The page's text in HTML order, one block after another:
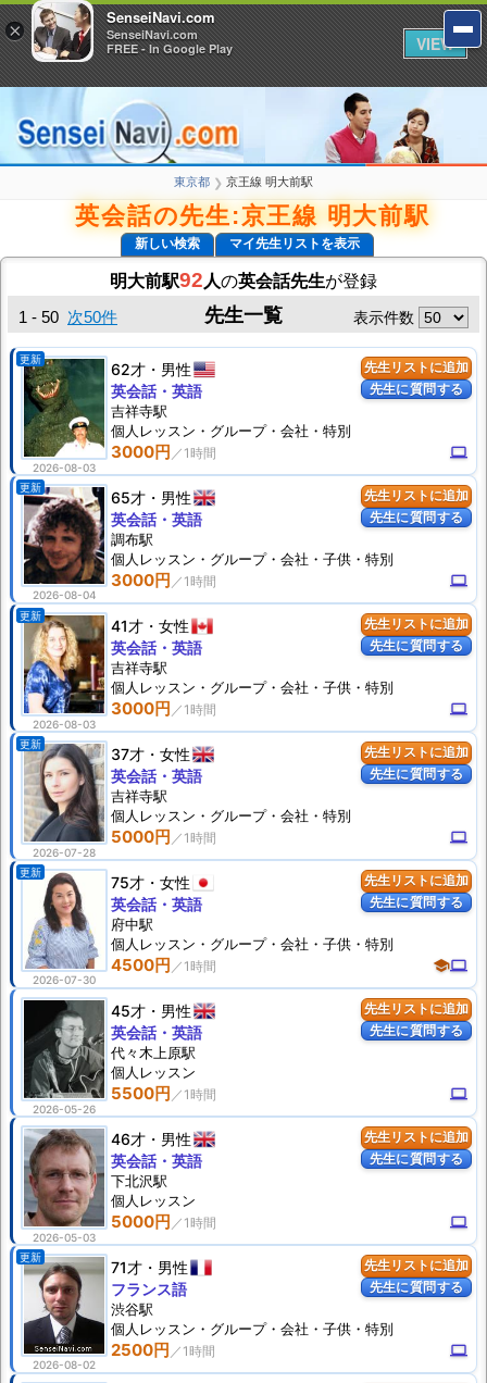
東京都 ❯ 京王線 明大前駅
英会話の先生:京王線 明大前駅
新しい検索 マイ先生リストを表示
明大前駅92 人の英会話先生が登録
先生一覧
1 - 50 次50件 表示件数
先生リストに追加
先生に質問する
更新
2026-08-03
62才 男性
3000円 computer
英会話・英語
吉祥寺駅
個人 レッスン ・グループ・会社・特別
先生リストに追加
先生に質問する
更新
2026-08-04
65才 男性
3000円 computer
英会話・英語
調布駅
個人 レッスン ・グループ・会社・子供・特別
先生リストに追加
先生に質問する
更新
2026-08-03
41才 女性
3000円 computer
英会話・英語
吉祥寺駅
個人 レッスン ・グループ・会社・子供・特別
先生リストに追加
先生に質問する
更新
2026-07-28
37才 女性
5000円 computer
英会話・英語
吉祥寺駅
個人 レッスン ・グループ・会社・特別
先生リストに追加
先生に質問する
更新
2026-07-30
75才 女性
4500円 schoolcomputer
英会話・英語
府中駅
個人 レッスン ・グループ・会社・子供・特別
先生リストに追加
先生に質問する
2026-05-26
45才 男性
5500円 computer
英会話・英語
代々木上原駅
個人 レッスン
先生リストに追加
先生に質問する
2026-05-03
46才 男性
5000円 computer
英会話・英語
下北沢駅
個人 レッスン
先生リストに追加
先生に質問する
更新
2026-08-02
71才 男性
2500円 computer
フランス語
渋谷駅
個人 レッスン ・グループ・会社・子供・特別
×
SenseiNavi.com
SenseiNavi.com
FREE - In Google Play
VIEW
×
SenseiNavi.com
SenseiNavi.com
FREE - In Google Play
VIEW